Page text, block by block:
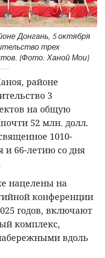
Донгань, 5 октября
трех
(Фото: Ханой Мои)
районе
3
на общую
52 млн. долл.
1010-
и 66-летию со дня
нацелены на
конференции
годов, включают
комплекс,
вдоль